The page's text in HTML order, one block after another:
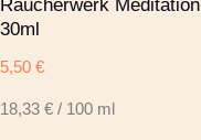
Räucherwerk Meditation
30ml
5,50 €
18,33 € / 100 ml